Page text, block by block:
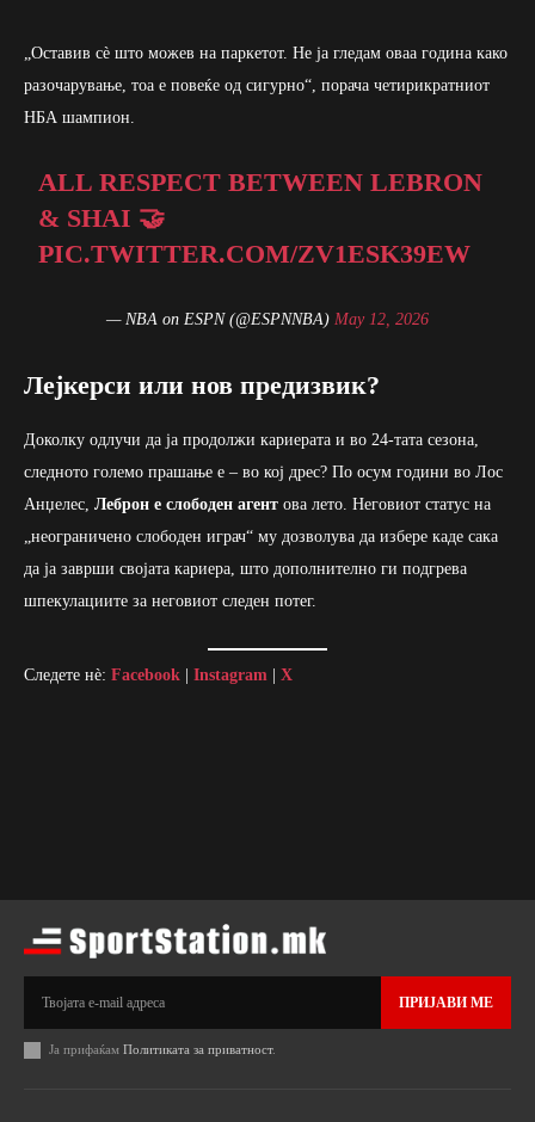
„Оставив сè што можев на паркетот. Не ја гледам оваа година како
разочарување, тоа е повеќе од сигурно“, порача четирикратниот
НБА шампион.
ALL RESPECT BETWEEN LEBRON
& SHAI 🤝
PIC.TWITTER.COM/ZV1ESK39EW
— NBA on ESPN (@ESPNNBA) May 12, 2026
Лејкерси или нов предизвик?
Доколку одлучи да ја продолжи кариерата и во 24-тата сезона,
следното големо прашање е – во кој дрес? По осум години во Лос
Анџелес, Леброн е слободен агент ова лето. Неговиот статус на
„неограничено слободен играч“ му дозволува да избере каде сака
да ја заврши својата кариера, што дополнително ги подгрева
шпекулациите за неговиот следен потег.
Следете нè: Facebook Instagram X
ПРИЈАВИ МЕ
Ја прифаќам Политиката за приватност.